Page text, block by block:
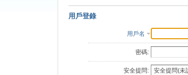
用戶登錄
用戶名
密碼:
安全提問: